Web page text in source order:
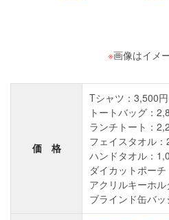
※画像はイメ
価 格
Tシャツ：3,500
トートバッグ：
ランチトート：
フェイスタオル
ハンドタオル：
ダイカットポー
アクリルキーホ
ブラインド缶バ